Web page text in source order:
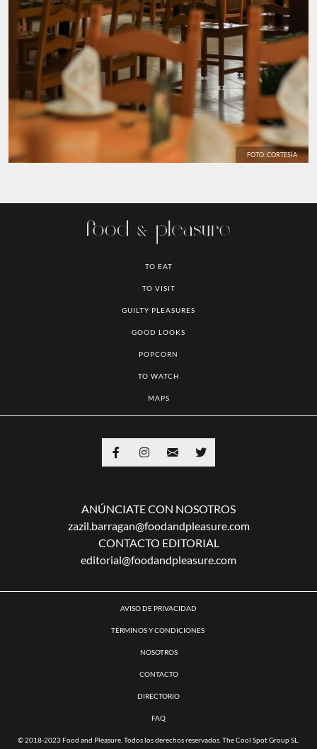
FOTO: CORTESÍA
TO EAT
TO VISIT
GUILTY PLEASURES
GOOD LOOKS
POPCORN
TO WATCH
MAPS
ANÚNCIATE CON NOSOTROS
zazil.barragan@foodandpleasure.com
CONTACTO EDITORIAL
editorial@foodandpleasure.com
AVISO DE PRIVACIDAD
TÉRMINOS Y CONDICIONES
NOSOTROS
CONTACTO
DIRECTORIO
FAQ
© 2018-2023 Food and Pleasure. Todos los derechos reservados. The Cool Spot Group SL.